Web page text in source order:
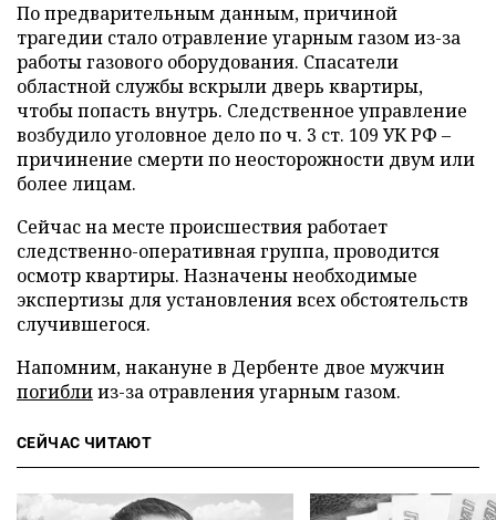
По предварительным данным, причиной
трагедии стало отравление угарным газом из-за
работы газового оборудования. Спасатели
областной службы вскрыли дверь квартиры,
чтобы попасть внутрь. Следственное управление
возбудило уголовное дело по ч. 3 ст. 109 УК РФ –
причинение смерти по неосторожности двум или
более лицам.
Сейчас на месте происшествия работает
следственно-оперативная группа, проводится
осмотр квартиры. Назначены необходимые
экспертизы для установления всех обстоятельств
случившегося.
Напомним, накануне в Дербенте двое мужчин
погиблииз-за отравления угарным газом.
СЕЙЧАС ЧИТАЮТ